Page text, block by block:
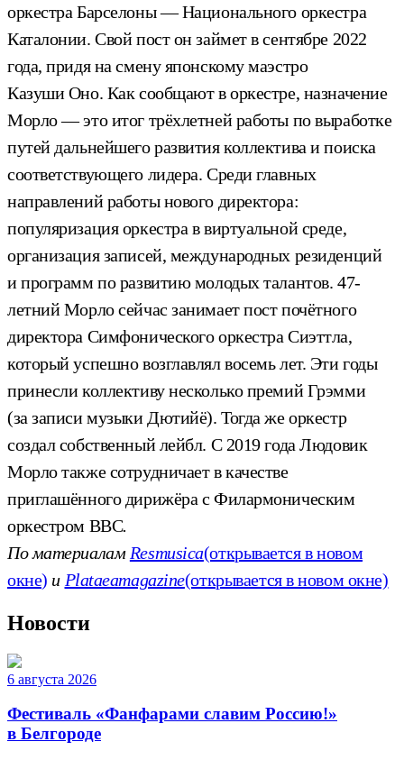
оркестра Барселоны — Национального оркестра
Каталонии. Свой пост он займет в сентябре 2022
года, придя на смену японскому маэстро
Казуши Оно. Как сообщают в оркестре, назначение
Морло — это итог трёхлетней работы по выработке
путей дальнейшего развития коллектива и поиска
соответствующего лидера. Среди главных
направлений работы нового директора:
популяризация оркестра в виртуальной среде,
организация записей, международных резиденций
и программ по развитию молодых талантов. 47-
летний Морло сейчас занимает пост почётного
директора Симфонического оркестра Сиэттла,
который успешно возглавлял восемь лет. Эти годы
принесли коллективу несколько премий Грэмми
(за записи музыки Дютийё). Тогда же оркестр
создал собственный лейбл. С 2019 года Людовик
Морло также сотрудничает в качестве
приглашённого дирижёра с Филармоническим
оркестром ВВС.
По материалам Resmusica(открывается в новом
окне) и Plataeamagazine(открывается в новом окне)
Новости
6 августа 2026
Фестиваль «Фанфарами славим Россию!»
в Белгороде